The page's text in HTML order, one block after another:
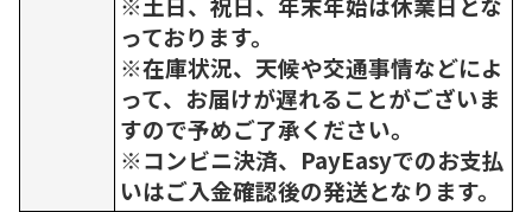
っております。
※在庫状況、天候や交通事情などによ
って、お届けが遅れることがございま
すので予めご了承ください。
※コンビニ決済、PayEasyでのお支払
いはご入金確認後の発送となります。